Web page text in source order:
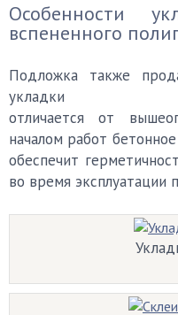
Особенности
вспененного
Подложка также
отличается от
началом работ
обеспечит
во время эксплуатации